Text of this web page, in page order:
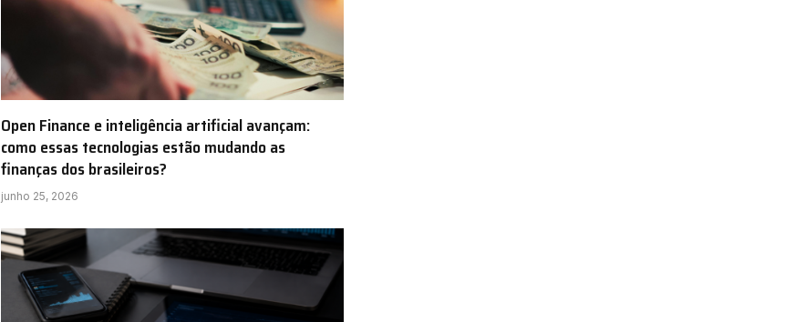
Open Finance e inteligência artificial avançam:
como essas tecnologias estão mudando as
finanças dos brasileiros?
junho 25, 2026